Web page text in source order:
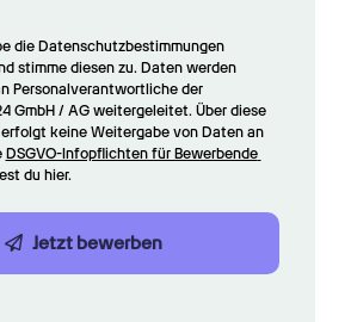
die Datenschutzbestimmungen
stimme diesen zu. Daten werden
Personalverantwortliche der
GmbH / AG weitergeleitet. Über diese
keine Weitergabe von Daten an
DSGVO-Infopflichten für Bewerbende
du hier.
Jetzt bewerben